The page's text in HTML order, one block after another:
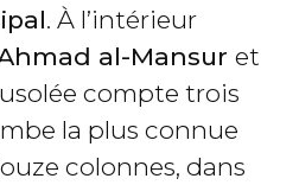
. À l’intérieur
al-Mansur et
compte trois
la plus connue
colonnes, dans